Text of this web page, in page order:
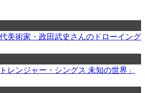
美術家・政田武史さんのドローイング
レンジャー・シングス 未知の世界」